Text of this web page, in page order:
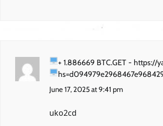
+ 1.886669 BTC.GET - https://
June 17, 2025 at 9:41 pm
uko2cd